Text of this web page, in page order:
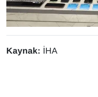
Kaynak: İHA
Sinema - TV
SİYASET